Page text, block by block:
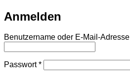
Anmelden
Benutzername oder E-Mail-Adresse
Passwort*Erforderlich